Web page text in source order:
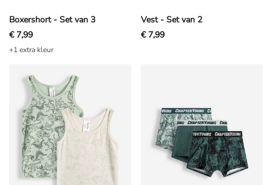
Boxershort - Set van 3
€ 7,99
+1 extra kleur
Vest - Set van 2
€ 7,99